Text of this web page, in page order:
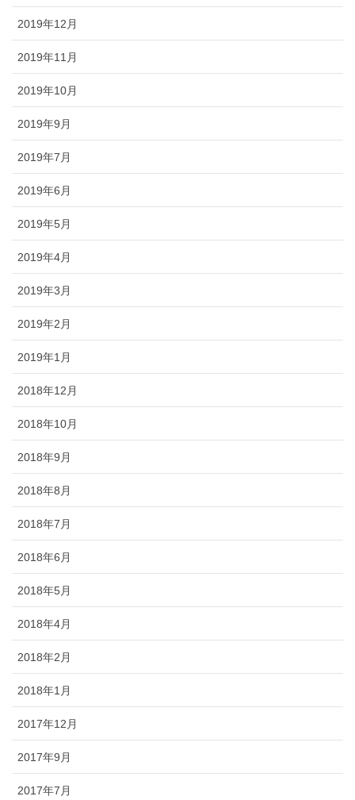
2019年12月
2019年11月
2019年10月
2019年9月
2019年7月
2019年6月
2019年5月
2019年4月
2019年3月
2019年2月
2019年1月
2018年12月
2018年10月
2018年9月
2018年8月
2018年7月
2018年6月
2018年5月
2018年4月
2018年2月
2018年1月
2017年12月
2017年9月
2017年7月